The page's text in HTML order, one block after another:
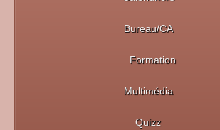
Bureau/CA
Formation
Multimédia
Quizz